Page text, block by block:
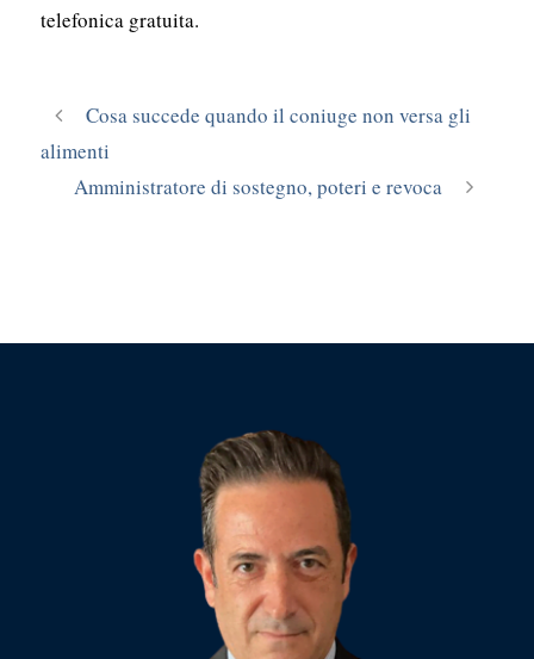
telefonica gratuita.
Cosa succede quando il coniuge non versa gli
alimenti
Amministratore di sostegno, poteri e revoca